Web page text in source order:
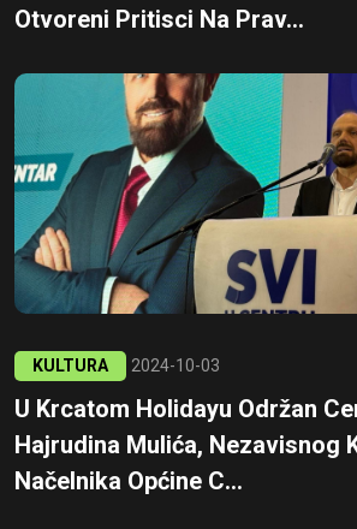
Otvoreni Pritisci Na Prav...
KULTURA 2024-10-03
U Krcatom Holidayu Održan
Hajrudina Mulića, Nezavisnog
Načelnika Općine C...